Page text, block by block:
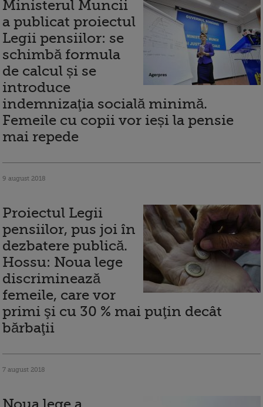
Ministerul Muncii
a publicat proiectul
Legii pensiilor: se
schimbă formula
de calcul și se
introduce
indemnizaţia socială minimă.
Femeile cu copii vor ieși la pensie
mai repede
9 august 2018
Proiectul Legii
pensiilor, pus joi în
dezbatere publică.
Hossu: Noua lege
discriminează
femeile, care vor
primi şi cu 30 % mai puţin decât
bărbaţii
7 august 2018